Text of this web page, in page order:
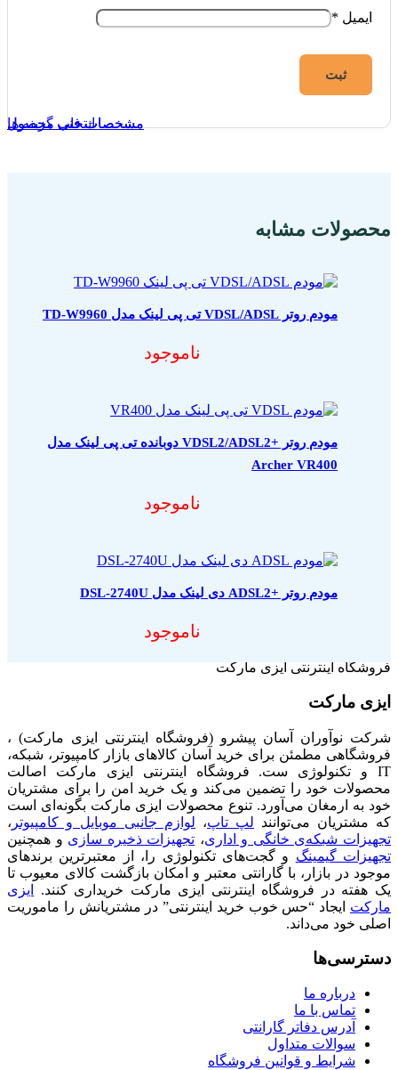
ایمیل *
محصولات مشابه
انتخاب گزینه ها
مودم روتر VDSL/ADSL تی پی لینک مدل TD-W9960
ناموجود
مشخصات فنی محصول
مودم روتر +VDSL2/ADSL2 دوبانده تی پی لینک مدل
Archer VR400
ناموجود
مشخصات فنی محصول
مودم روتر +ADSL2 دی لینک مدل DSL-2740U
ناموجود
فروشگاه اینترنتی ایزی مارکت
ایزی مارکت
شرکت نوآوران آسان پیشرو (فروشگاه اینترنتی ایزی مارکت) ،
فروشگاهی مطمئن برای خرید آسان کالاهای بازار کامپیوتر، شبکه،
IT و تکنولوژی ست. فروشگاه اینترنتی ایزی مارکت اصالت
محصولات خود را تضمین می‌کند و یک خرید امن را برای مشتریان
خود به ارمغان می‌آورد. تنوع محصولات ایزی مارکت بگونه‌ای است
که مشتریان می‌توانند لپ تاپ، لوازم جانبی موبایل و کامپیوتر ،
تجهیزات شبکه‌ی خانگی و اداری، تجهیزات ذخیره سازی و همچنین
تجهیزات گیمینگ و گجت‌های تکنولوژی را، از معتبرترین برندهای
موجود در بازار، با گارانتی معتبر و امکان بازگشت کالای معیوب تا
یک هفته در فروشگاه اینترنتی ایزی مارکت خریداری کنند.
ایزی
مارکت ایجاد “حس خوب خرید اینترنتی” در مشتریانش را ماموریت
اصلی خود می‌داند.
دسترسی‌ها
درباره ما
تماس با ما
آدرس دفاتر گارانتی
سوالات متداول
شرایط و قوانین فروشگاه